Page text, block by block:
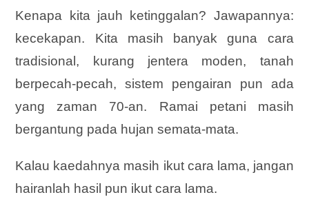
Kenapa kita jauh ketinggalan? Jawapannya:
kecekapan. Kita masih banyak guna cara
tradisional, kurang jentera moden, tanah
berpecah-pecah, sistem pengairan pun ada
yang zaman 70-an. Ramai petani masih
bergantung pada hujan semata-mata.
Kalau kaedahnya masih ikut cara lama, jangan
hairanlah hasil pun ikut cara lama.